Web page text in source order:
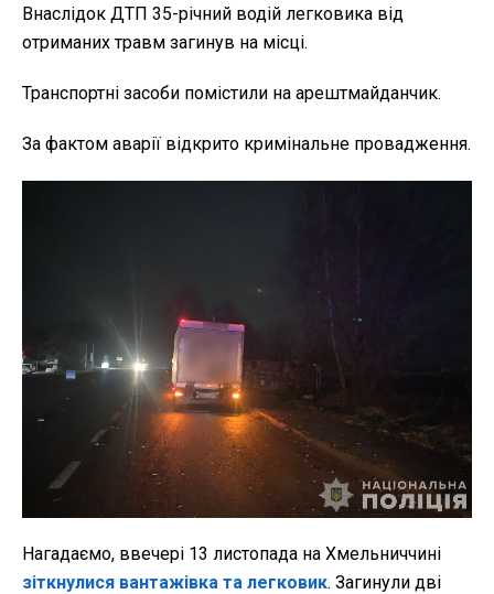
Внаслідок ДТП 35-річний водій легковика від
отриманих травм загинув на місці.
Транспортні засоби помістили на арештмайданчик.
За фактом аварії відкрито кримінальне провадження.
Нагадаємо, ввечері 13 листопада на Хмельниччині
зіткнулися вантажівка та легковик. Загинули дві